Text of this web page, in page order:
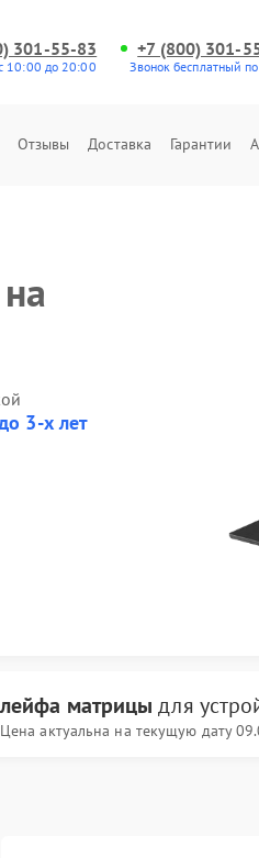
301-55-83
10:00 до 20:00
+7 (800) 301-
Звонок бесплатный
Отзывы Доставка Гарантии
3-х лет
матрицы для
Цена актуальна на текущую дату